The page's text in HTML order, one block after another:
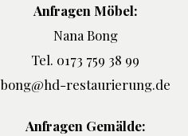
Anfragen Möbel:
Nana Bong
Tel. 0173 759 38 99
bong@hd-restaurierung.de
Anfragen Gemälde: